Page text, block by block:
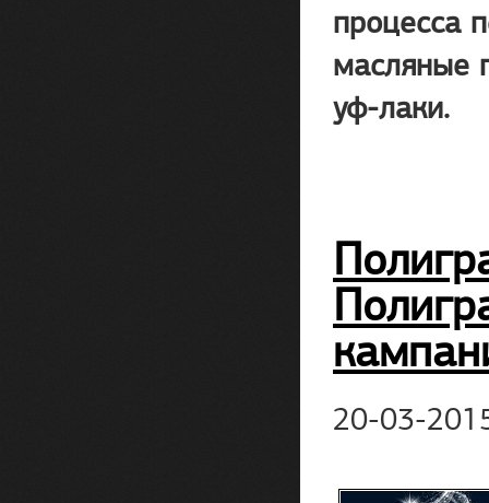
процесса
масляные
уф-лаки.
20-03-